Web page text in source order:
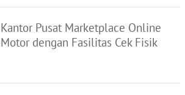
Kantor Pusat Marketplace Online
Motor dengan Fasilitas Cek Fisik